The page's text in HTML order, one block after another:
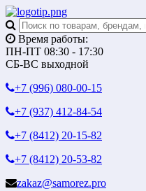
Время работы:
ПН-ПТ 08:30 - 17:30
СБ-ВС выходной
+7 (996) 080-00-15
+7 (937) 412-84-54
+7 (8412) 20-15-82
+7 (8412) 20-53-82
zakaz@samorez.pro